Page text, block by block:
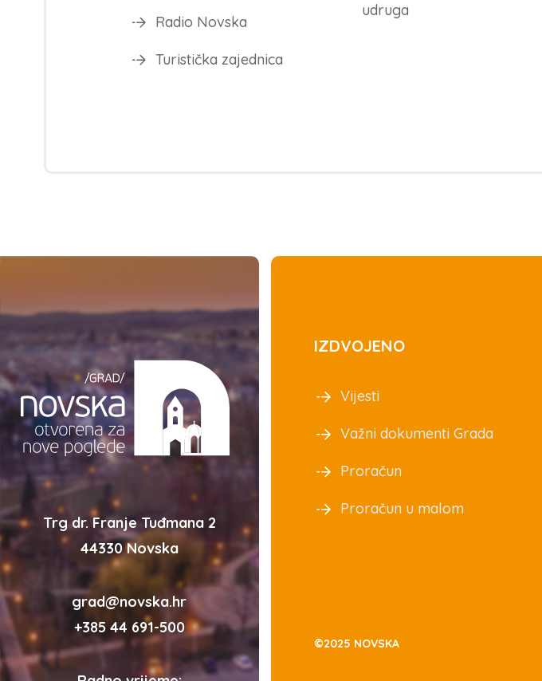
Radio Novska
Turistička zajednica
udruga
Trg dr. Franje Tuđmana 2
44330 Novska
grad@novska.hr
+385 44 691-500
IZDVOJENO
Vijesti
Važni dokumenti Grada
Proračun
Proračun u malom
©2025 NOVSKA